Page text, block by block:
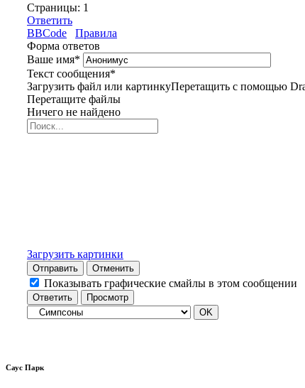
Страницы: 1
Ответить
BBCode
Правила
Форма ответов
Ваше имя*
Текст сообщения*
Загрузить файл или картинкуПеретащить с помощью
Перетащите файлы
Ничего не найдено
Загрузить картинки
Отправить Отменить
Показывать графические смайлы в этом сообщении
Саус Парк